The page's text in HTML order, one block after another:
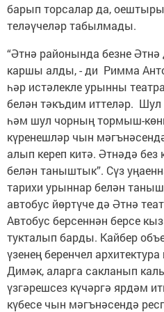
барып торсалар да,
теләүчеләр табылмады.
“Әтнә районында безне
каршы алды, - ди Римма
һәр истәлекле урынны
белән тәкъдим иттеләр.
һәм шул чорның тормыш-
күренешләр чын
алып кереп китә. Әтнәдә
белән таныштык”. Сүз
тарихи урыннар белән
автобус йөртүче дә Әтнә
Автобус берсеннән берсе
тукталып барды. Кайбер
үзенең беренчел
Димәк, аларга сакланып
үзгәрешсез күчәргә ярдәм
күбесе чын мәгънәсендә